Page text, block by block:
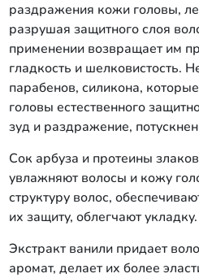
раздражения кожи головы,
разрушая защитного слоя
применении возвращает им
гладкость и шелковистость.
парабенов, силикона,
головы естественного
зуд и раздражение,
Сок арбуза и протеины
увлажняют волосы и кожу
структуру волос,
их защиту, облегчают укладку.
Экстракт ванили придает
аромат, делает их более